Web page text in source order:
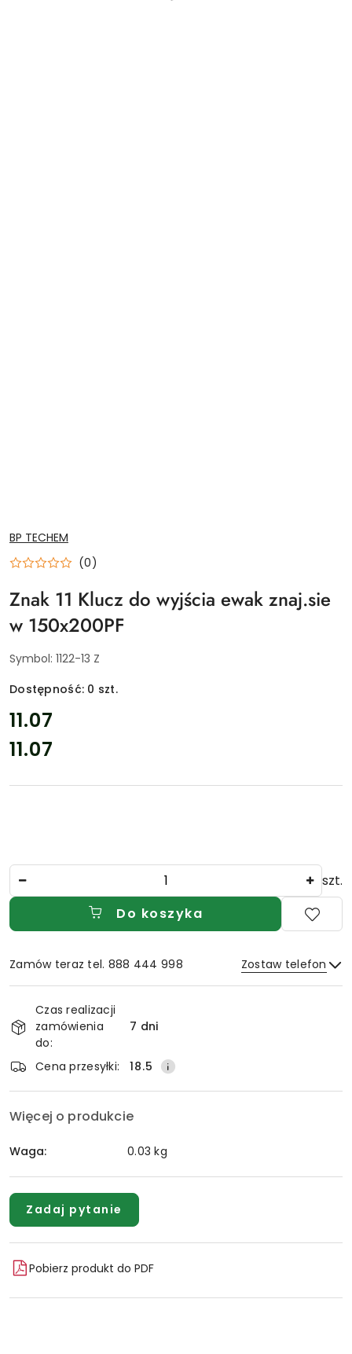
NAZWA
PRODUCENTA:
BP TECHEM
(0)
Znak 11 Klucz do wyjścia ewak znaj.sie
w 150x200PF
Symbol: 1122-13 Z
Dostępność: 0 szt.
cena:
11.07
Cena:
11.07
szt.
Do koszyka
Zamów teraz tel. 888 444 998 Zostaw telefon
Wyślij
i
dostawa
Czas realizacji
zamówienia
do:
7 dni
Cena przesyłki: 18.5
Więcej o produkcie
Waga: 0.03 kg
Zadaj pytanie
Pobierz produkt do PDF